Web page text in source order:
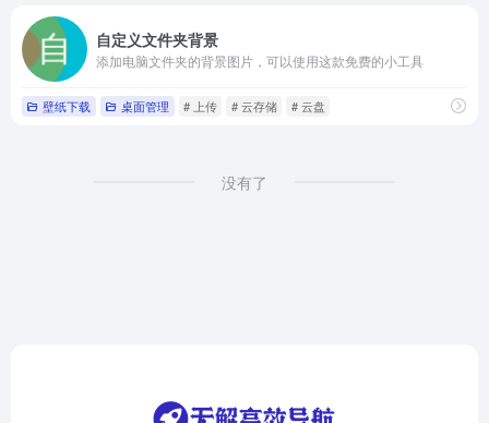
自定义文件夹背景
添加电脑文件夹的背景图片，可以使用这款免费的小工具
壁纸下载 桌面管理 # 上传 # 云存储 # 云盘
没有了